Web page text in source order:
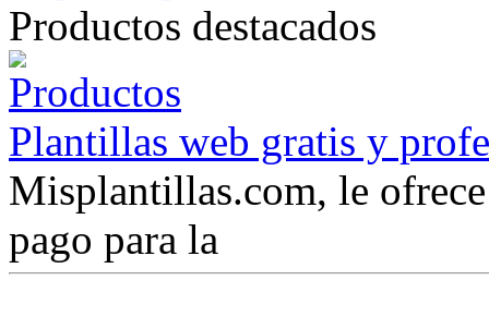
Productos destacados
Plantillas web gratis y
Misplantillas.com, le
pago para la